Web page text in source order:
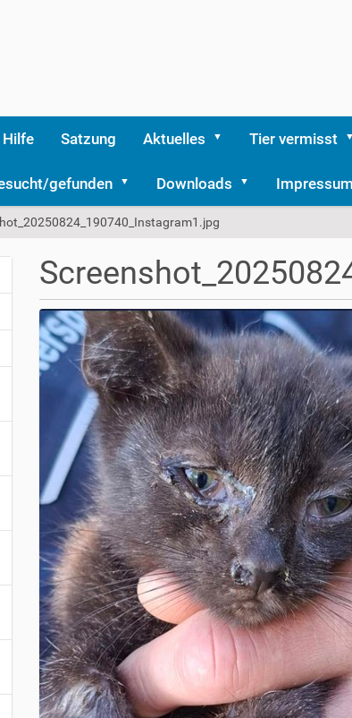
Hilfe Satzung Aktuelles Tier vermisst
gefunden Downloads Impressum